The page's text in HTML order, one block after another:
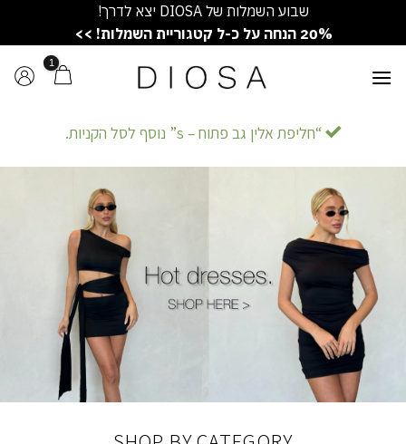
שבוע השמלות של DIOSA יצא לדרך!
20% הנחה על כ-ל קטגוריית השמלות! >>
“חליפת אלין גב פתוח – s” נוסף לסל הקניות.